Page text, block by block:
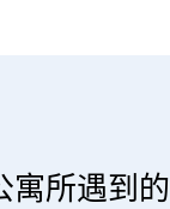
寓所遇到